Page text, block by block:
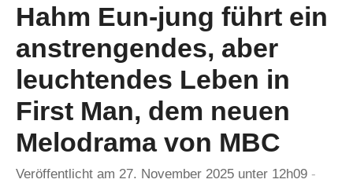
Hahm Eun-jung führt ein
anstrengendes, aber
leuchtendes Leben in
First Man, dem neuen
Melodrama von MBC
Veröffentlicht am 27. November 2025 unter 12h09 -